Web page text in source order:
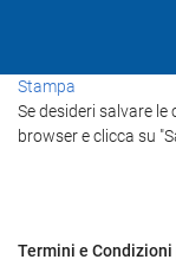
Stampa
Se desideri salvare
browser e clicca su
Termini e Condizioni